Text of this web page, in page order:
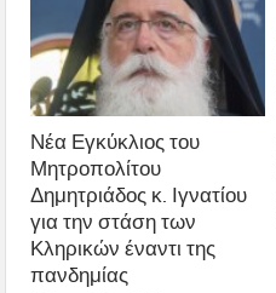
Νέα Εγκύκλιος του
Μητροπολίτου
Δημητριάδος κ. Ιγνατίου
για την στάση των
Κληρικών έναντι της
πανδημίας